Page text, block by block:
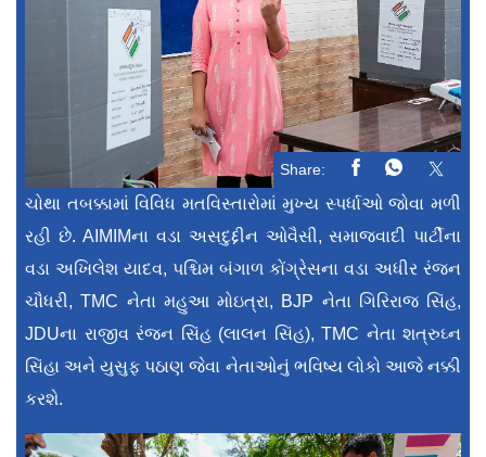
Share:
ચોથા તબક્કામાં વિવિધ મતવિસ્તારોમાં મુખ્ય સ્પર્ધાઓ જોવા મળી
રહી છે. AIMIMના વડા અસદુદ્દીન ઓવૈસી, સમાજવાદી પાર્ટીના
વડા અખિલેશ યાદવ, પશ્ચિમ બંગાળ કોંગ્રેસના વડા અધીર રંજન
ચૌધરી, TMC નેતા મહુઆ મોઇત્રા, BJP નેતા ગિરિરાજ સિંહ,
JDUના રાજીવ રંજન સિંહ (લાલન સિંહ), TMC નેતા શત્રુઘ્ન
સિંહા અને યુસુફ પઠાણ જેવા નેતાઓનું ભવિષ્ય લોકો આજે નક્કી
કરશે.